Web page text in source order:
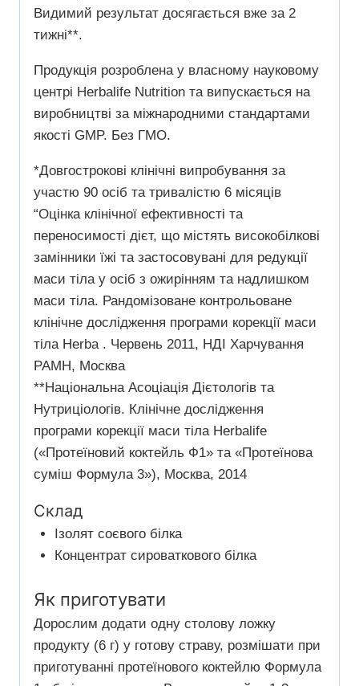
Видимий результат досягається вже за 2
тижні**.
Продукція розроблена у власному науковому
центрі Herbalife Nutrition та випускається на
виробництві за міжнародними стандартами
якості GMP. Без ГМО.
*Довгострокові клінічні випробування за
участю 90 осіб та тривалістю 6 місяців
“Оцінка клінічної ефективності та
переносимості дієт, що містять високобілкові
замінники їжі та застосовувані для редукції
маси тіла у осіб з ожирінням та надлишком
маси тіла. Рандомізоване контрольоване
клінічне дослідження програми корекції маси
тіла Herba . Червень 2011, НДІ Харчування
РАМН, Москва
**Національна Асоціація Дієтологів та
Нутриціологів. Клінічне дослідження
програми корекції маси тіла Herbalife
(«Протеїновий коктейль Ф1» та «Протеїнова
суміш Формула 3»), Москва, 2014
Склад
Ізолят соєвого білка
Концентрат сироваткового білка
Як приготувати
Дорослим додати одну столову ложку
продукту (6 г) у готову страву, розмішати при
приготуванні протеїнового коктейлю Формула